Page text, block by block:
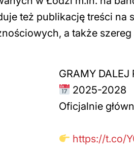
też publikację treści na
a także
GRAMY DALEJ
2025-2028
Oficjalnie
https://t.co/